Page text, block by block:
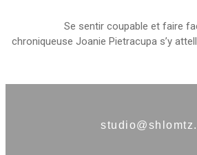
Se sentir coupable et faire
chroniqueuse Joanie Pietracupa s’y